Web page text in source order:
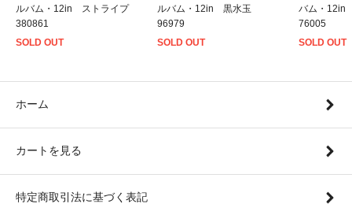
ルバム・12in ストライプ
380861
SOLD OUT
ルバム・12in 黒水玉
96979
SOLD OUT
バム・
76005
SOLD OUT
ホーム
カートを見る
特定商取引法に基づく表記